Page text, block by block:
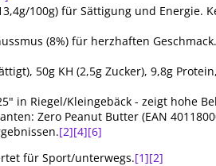
100g) für Sättigung und Energie.
(8%) für herzhaften
50g KH (2,5g Zucker), 9,8g
in Riegel/Kleingebäck - zeigt hohe
Zero Peanut Butter (EAN
[2][4][6]
für Sport/unterwegs.[1][2]